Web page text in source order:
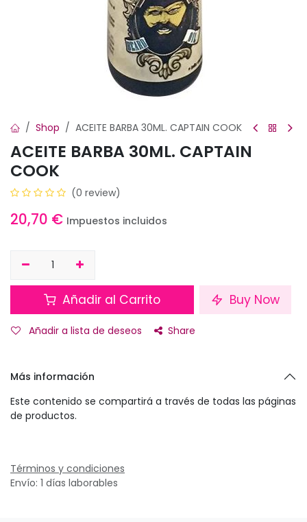
Shop ACEITE BARBA 30ML. CAPTAIN COOK
ACEITE BARBA 30ML. CAPTAIN
COOK
(0 review)
20,70 € Impuestos incluidos
Añadir al Carrito Buy Now
Añadir a lista de deseos Share
Más información
Este contenido se compartirá a través de todas las páginas
de productos.
Términos y condiciones
Envío: 1 días laborables